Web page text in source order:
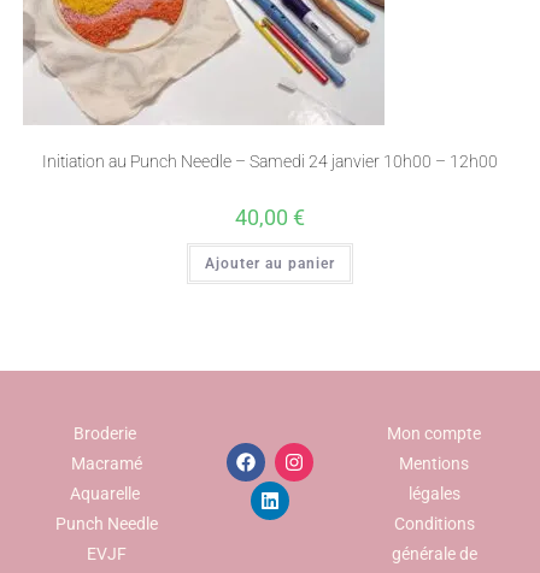
Initiation au Punch Needle – Samedi 24 janvier 10h00 – 12h00
40,00 €
Ajouter au panier
Broderie
Macramé
Aquarelle
Punch Needle
EVJF
Mon compte
Mentions
légales
Conditions
générale de